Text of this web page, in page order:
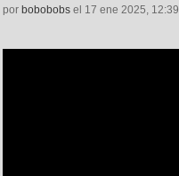
por bobobobs el 17 ene 2025, 12:39